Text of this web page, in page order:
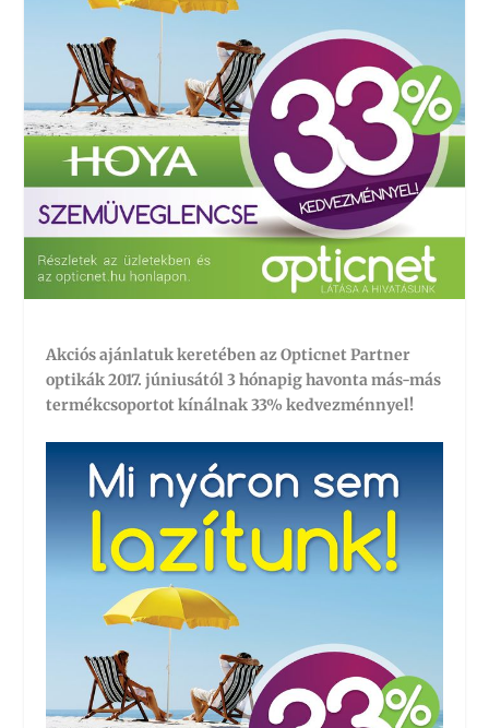
Akciós ajánlatuk keretében az Opticnet Partner
optikák 2017. júniusától 3 hónapig havonta más-más
termékcsoportot kínálnak 33% kedvezménnyel!